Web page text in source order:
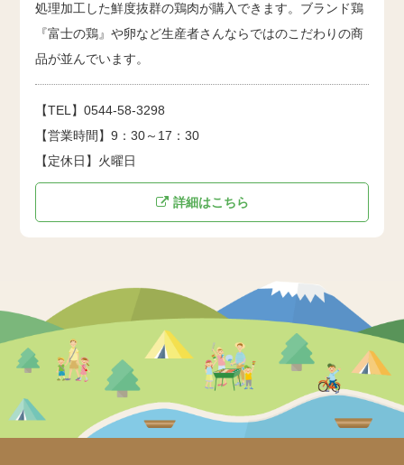
処理加工した鮮度抜群の鶏肉が購入できます。ブランド鶏
『富士の鶏』や卵など生産者さんならではのこだわりの商
品が並んでいます。
【TEL】0544-58-3298
【営業時間】9：30～17：30
【定休日】火曜日
詳細はこちら